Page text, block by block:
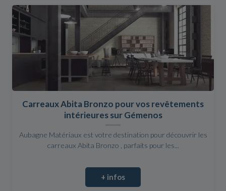
Carreaux Abita Bronzo pour vos revêtements
intérieures sur Gémenos
Aubagne Matériaux est votre destination pour découvrir les
carreaux Abita Bronzo , parfaits pour les...
+ infos